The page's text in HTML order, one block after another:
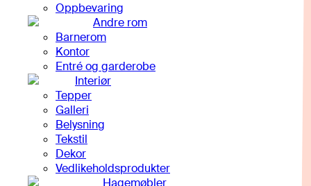
Oppbevaring
Andre rom
Barnerom
Kontor
Entré og garderobe
Interiør
Tepper
Galleri
Belysning
Tekstil
Dekor
Vedlikeholdsprodukter
Hagemøbler